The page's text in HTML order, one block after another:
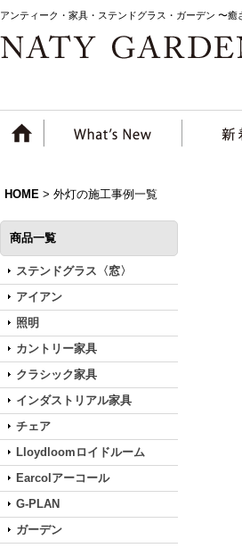
アンティーク・家具・ステンドグラス・ガーデン 〜
HOME > 外灯の施工事例一覧
商品一覧
ステンドグラス〈窓〉
アイアン
照明
カントリー家具
クラシック家具
インダストリアル家具
チェア
Lloydloomロイドルーム
Earcolアーコール
G-PLAN
ガーデン